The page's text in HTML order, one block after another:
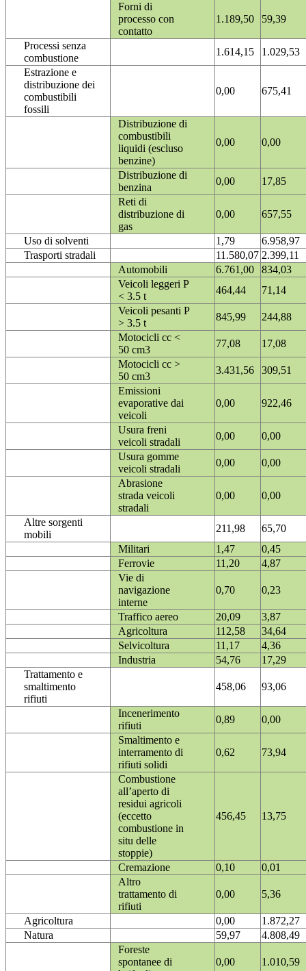
Forni di
processo con
contatto
1.189,50 59,39
Processi senza
combustione
1.614,15
1.029,53
Estrazione e
distribuzione dei
combustibili
fossili
0,00 675,41
Distribuzione di
combustibili
liquidi (escluso
benzine)
0,00 0,00
Distribuzione di
benzina
0,00
17,85
Reti di
distribuzione di
gas
0,00 657,55
Uso di solventi 1,79
6.958,97
Trasporti stradali
11.580,07 2.399,11
Automobili
6.761,00
834,03
Veicoli leggeri P
< 3.5 t
464,44
71,14
Veicoli pesanti P
> 3.5 t
845,99
244,88
Motocicli cc <
50 cm3
77,08
17,08
Motocicli cc >
50 cm3
3.431,56
309,51
Emissioni
evaporative dai
veicoli
0,00 922,46
Usura freni
veicoli stradali
0,00
0,00
Usura gomme
veicoli stradali
0,00
0,00
Abrasione
strada veicoli
stradali
0,00 0,00
Altre sorgenti
mobili
211,98
65,70
Militari
1,47
0,45
Ferrovie
11,20
4,87
Vie di
navigazione
interne
0,70 0,23
Traffico aereo 20,09
3,87
Agricoltura
112,58
34,64
Selvicoltura
11,17
4,36
Industria
54,76
17,29
Trattamento e
smaltimento
rifiuti
458,06 93,06
Incenerimento
rifiuti
0,89
0,00
Smaltimento e
interramento di
rifiuti solidi
0,62 73,94
Combustione
all’aperto di
residui agricoli
(eccetto
combustione in
situ delle
stoppie)
456,45 13,75
Cremazione 0,10
0,01
Altro
trattamento di
rifiuti
0,00 5,36
Agricoltura 0,00
1.872,27
Natura
59,97
4.808,49
Foreste
spontanee di
0,00 1.010,59